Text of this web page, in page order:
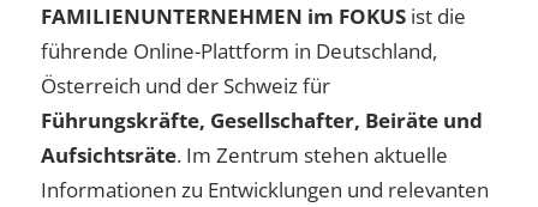
FAMILIENUNTERNEHMEN im FOKUS ist die
führende Online-Plattform in Deutschland,
Österreich und der Schweiz für
Führungskräfte, Gesellschafter, Beiräte und
Aufsichtsräte. Im Zentrum stehen aktuelle
Informationen zu Entwicklungen und relevanten